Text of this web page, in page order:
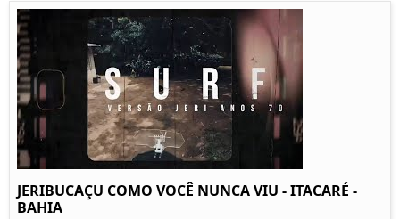
JERIBUCAÇU COMO VOCÊ NUNCA VIU - ITACARÉ -
BAHIA